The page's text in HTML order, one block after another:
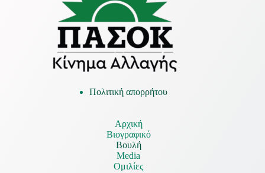
Πολιτική απορρήτου
Αρχική
Βιογραφικό
Βουλή
Media
Ομιλίες